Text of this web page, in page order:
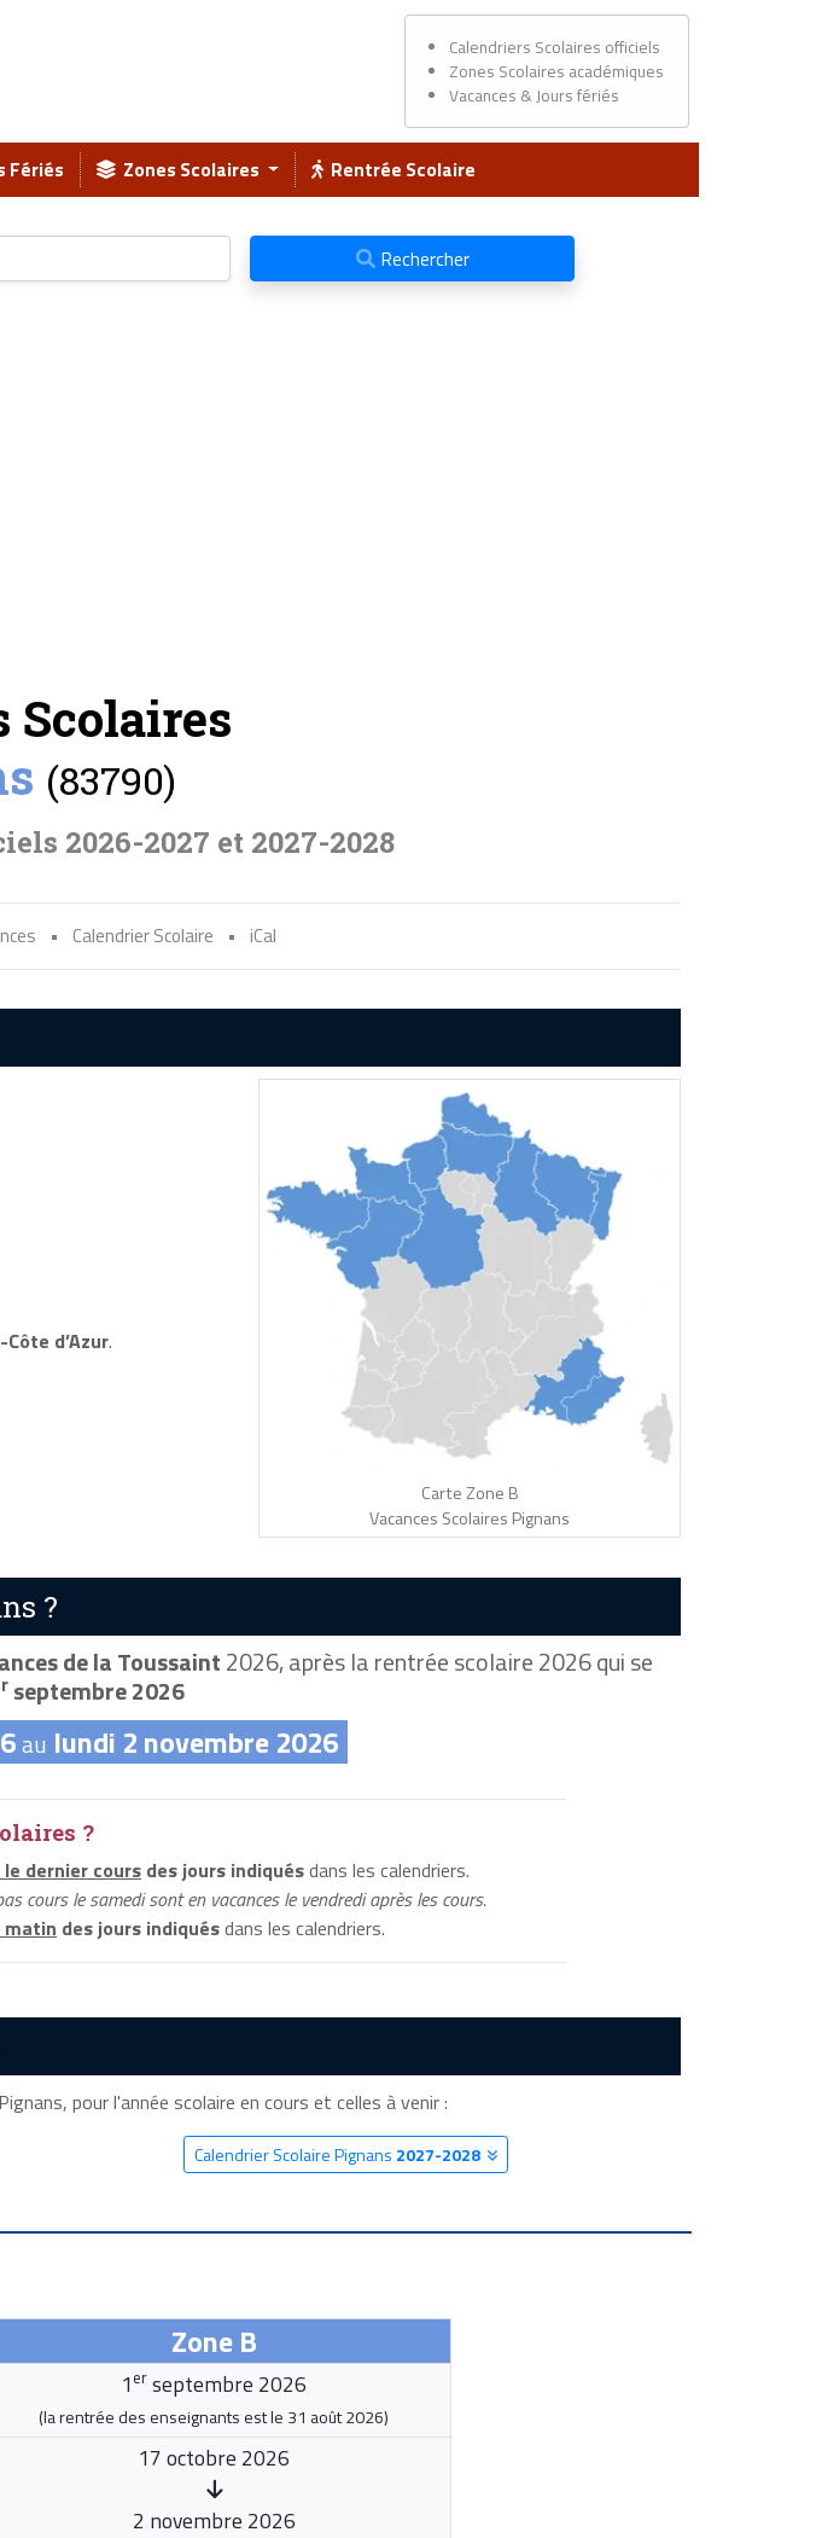
Calendriers Scolaires officiels
Zones Scolaires académiques
Vacances & Jours fériés
Fériés Zones Scolaires Rentrée Scolaire
Rechercher
Scolaires
(83790)
2026-2027 et 2027-2028
• Calendrier Scolaire • iCal
d’Azur.
Carte Zone B
Vacances Scolaires Pignans
?
de la Toussaint2026, après la rentrée scolaire 2026 qui se
septembre 2026
au lundi 2 novembre 2026
?
le dernier cours des jours indiquésdans les calendriers.
cours le samedi sont en vacances le vendredi après les cours.
matin des jours indiquésdans les calendriers.
pour l'année scolaire en cours et celles à venir :
Calendrier Scolaire Pignans 2027-2028
Zone B
1 er septembre 2026
(la rentrée des enseignants est le 31 août 2026)
17 octobre 2026
2 novembre 2026